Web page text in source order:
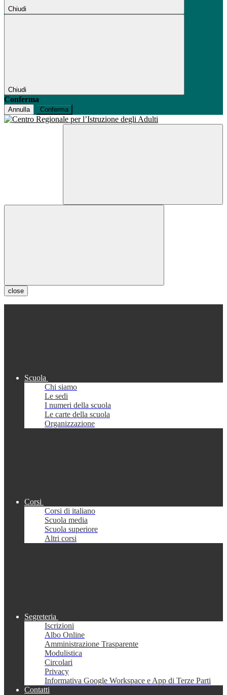
Chiudi
Chiudi
Conferma
Annulla Conferma
close
Scuola
Chi siamo
Le sedi
I numeri della scuola
Le carte della scuola
Organizzazione
Corsi
Corsi di italiano
Scuola media
Scuola superiore
Altri corsi
Segreteria
Iscrizioni
Albo Online
Amministrazione Trasparente
Modulistica
Circolari
Privacy
Informativa Google Workspace e App di Terze Parti
Contatti